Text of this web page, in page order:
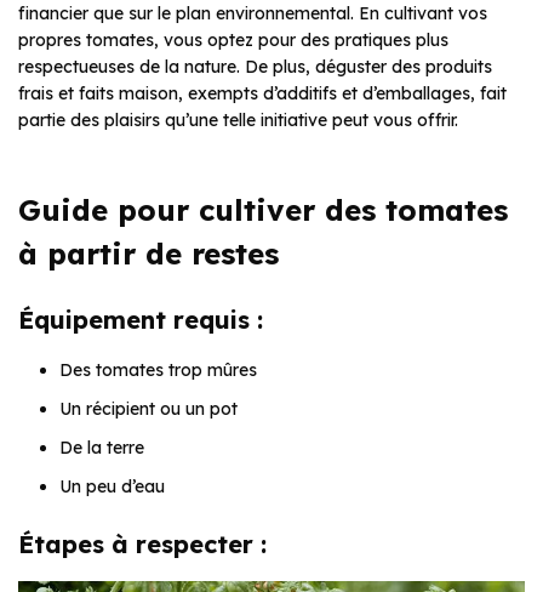
financier que sur le plan environnemental. En cultivant vos
propres tomates, vous optez pour des pratiques plus
respectueuses de la nature. De plus, déguster des produits
frais et faits maison, exempts d’additifs et d’emballages, fait
partie des plaisirs qu’une telle initiative peut vous offrir.
Guide pour cultiver des tomates
à partir de restes
Équipement requis :
Des tomates trop mûres
Un récipient ou un pot
De la terre
Un peu d’eau
Étapes à respecter :